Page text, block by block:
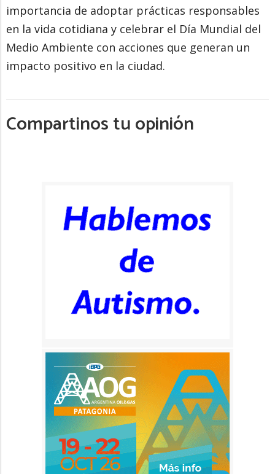
importancia de adoptar prácticas responsables
en la vida cotidiana y celebrar el Día Mundial del
Medio Ambiente con acciones que generan un
impacto positivo en la ciudad.
Compartinos tu opinión